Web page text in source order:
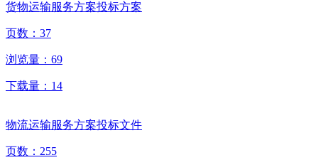
货物运输服务方案投标方案
页数： 37
浏览量： 69
下载量： 14
物流运输服务方案投标文件
页数： 255